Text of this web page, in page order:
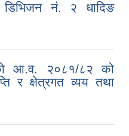
डिभिजन नं. २ धादिङ
आ.व. २०८१/८२ को
र क्षेत्रगत व्यय तथा